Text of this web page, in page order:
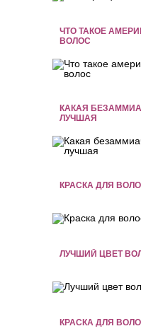
ЧТО ТАКОЕ
ВОЛОС
КАКАЯ
ЛУЧШАЯ
КРАСКА ДЛЯ
ЛУЧШИЙ ЦВЕТ
КРАСКА ДЛЯ